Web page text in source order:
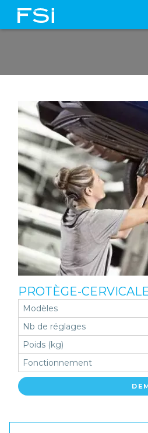
PROTÈGE-
Modèles
Nb de réglages
Poids (kg)
Fonctionnement